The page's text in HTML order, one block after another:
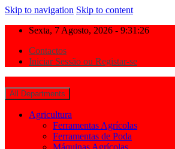
Skip to navigation Skip to content
Sexta, 7 Agosto, 2026 - 9:31:26
Contactos
Iniciar Sessão ou Registar-se
All Departments
Agricultura
Ferramentas Agrícolas
Ferramentas de Poda
Máquinas Agrícolas